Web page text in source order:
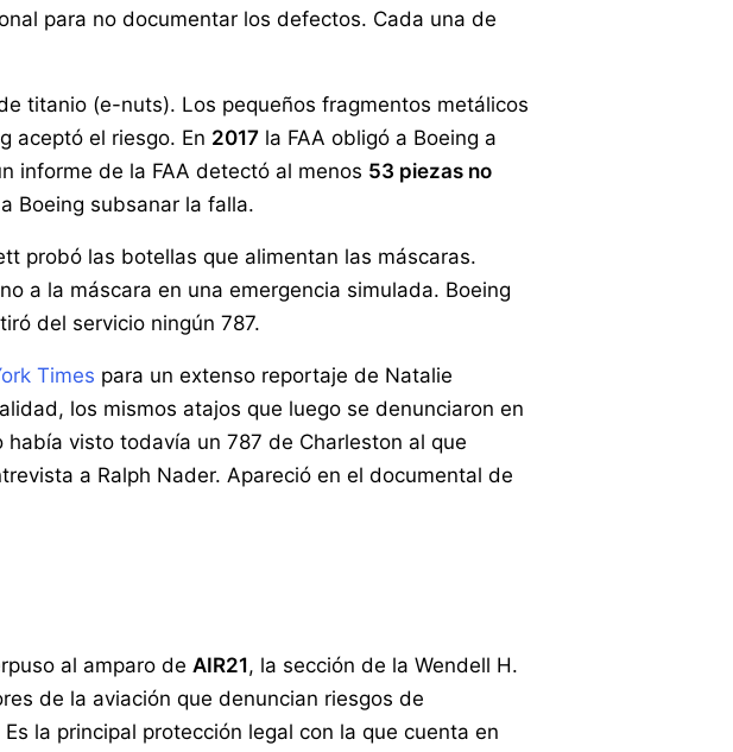
para no documentar los defectos. Cada una de
titanio (e-nuts). Los pequeños fragmentos metálicos
aceptó el riesgo. En 2017 la FAA obligó a Boeing a
informe de la FAA detectó al menos 53 piezas no
Boeing subsanar la falla.
probó las botellas que alimentan las máscaras.
a la máscara en una emergencia simulada. Boeing
del servicio ningún 787.
Times para un extenso reportaje de Natalie
los mismos atajos que luego se denunciaron en
visto todavía un 787 de Charleston al que
a Ralph Nader. Apareció en el documental de
al amparo de AIR21, la sección de la Wendell H.
de la aviación que denuncian riesgos de
Es la principal protección legal con la que cuenta en